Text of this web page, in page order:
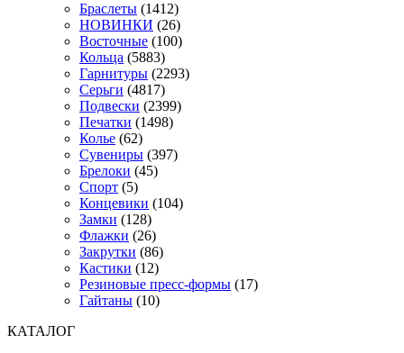
Браслеты (1412)
НОВИНКИ (26)
Восточные (100)
Кольца (5883)
Гарнитуры (2293)
Серьги (4817)
Подвески (2399)
Печатки (1498)
Колье (62)
Сувениры (397)
Брелоки (45)
Спорт (5)
Концевики (104)
Замки (128)
Флажки (26)
Закрутки (86)
Кастики (12)
Резиновые пресс-формы (17)
Гайтаны (10)
КАТАЛОГ